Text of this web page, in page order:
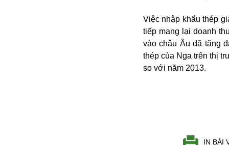
Việc nhập khẩu thép
tiếp mang lại doanh
vào châu Âu đã tăng
thép của Nga trên thị
so với năm 2013.
IN BÀI